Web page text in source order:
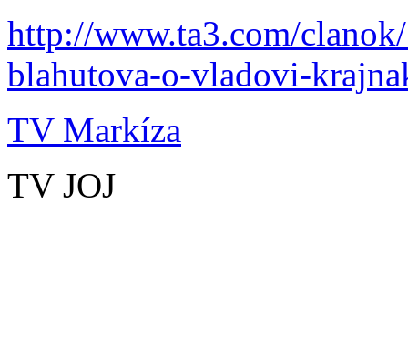
http://www.ta3.com/
blahutova-o-vladovi-
TV Markíza
TV JOJ